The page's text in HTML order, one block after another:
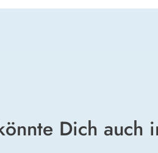
Dich auch